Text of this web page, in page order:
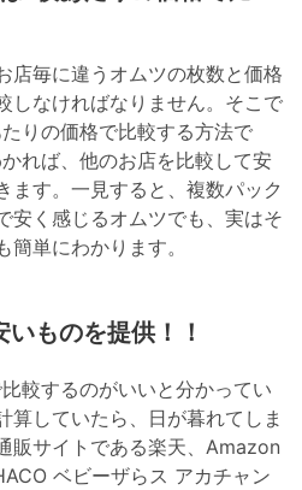
店毎に違うオムツの枚数と価格
しなければなりません。そこで
りの価格で比較する方法で
れば、他のお店を比較して安
ます。一見すると、複数パック
安く感じるオムツでも、実はそ
単にわかります。
ものを提供！！
較するのがいいと分かってい
算していたら、日が暮れてしま
販サイトである楽天、Amazon
ベビーザらス アカチャン